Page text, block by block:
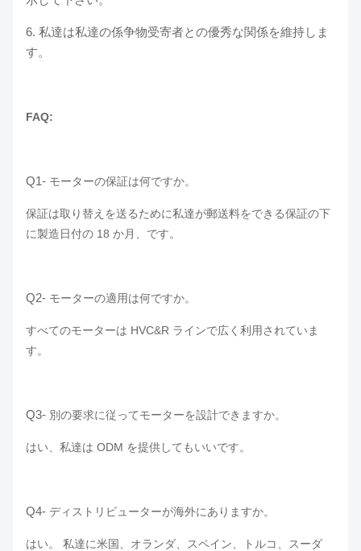
6. 私達は私達の係争物受寄者との優秀な関係を維持しま
す。
FAQ:
Q1- モーターの保証は何ですか。
保証は取り替えを送るために私達が郵送料をできる保証の下
に製造日付の 18 か月、です。
Q2- モーターの適用は何ですか。
すべてのモーターは HVC&R ラインで広く利用されていま
す。
Q3- 別の要求に従ってモーターを設計できますか。
はい、私達は ODM を提供してもいいです。
Q4- ディストリビューターが海外にありますか。
はい。 私達に米国、オランダ、スペイン、トルコ、スーダ